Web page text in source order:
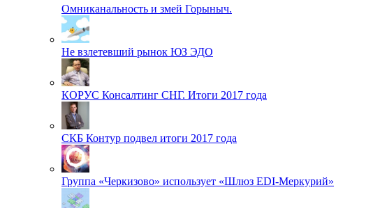
Омниканальность и змей Горыныч.
Не взлетевший рынок ЮЗ ЭДО
КОРУС Консалтинг СНГ. Итоги 2017 года
СКБ Контур подвел итоги 2017 года
Группа «Черкизово» использует «Шлюз EDI-Меркурий»